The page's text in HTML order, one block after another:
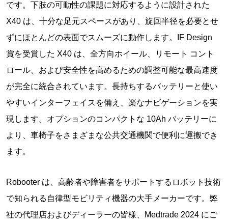
です。下肢の可動性の課題に対応するように設計された
X40 は、十分な足元スペースがあり、旋回半径を必要とせ
ずにほとんどの表面でスムーズに動作します。IF Design
賞を受賞した X40 は、全方向ホイール、リモート コント
ロール、および安全性を高めるための調整可能な最高速度
が完全に統合されています。長持ちするバッテリーと使い
やすいインターフェイスを備え、楽なナビゲーションを実
現します。オプションのコンパクトな 10Ah バッテリーに
より、車椅子をさまざまな公共交通機関で便利に運搬でき
ます。
Robooter は、高齢者や障害者をサポートするロボット技術
で知られる自律型モビリティ機器の大手メーカーです。弊
社の代理店およびディーラーの皆様、Medtrade 2024 にご